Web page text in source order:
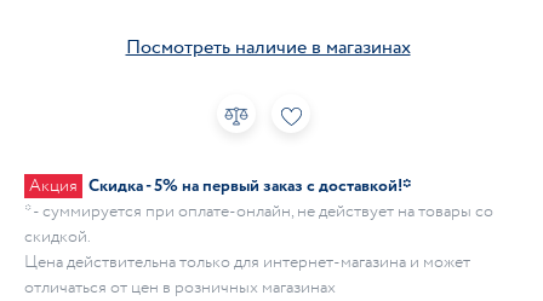
Посмотреть наличие в магазинах
Акция Скидка - 5% на первый заказ с доставкой!*
* - суммируется при оплате-онлайн, не действует на товары со
скидкой.
Цена действительна только для интернет-магазина и может
отличаться от цен в розничных магазинах